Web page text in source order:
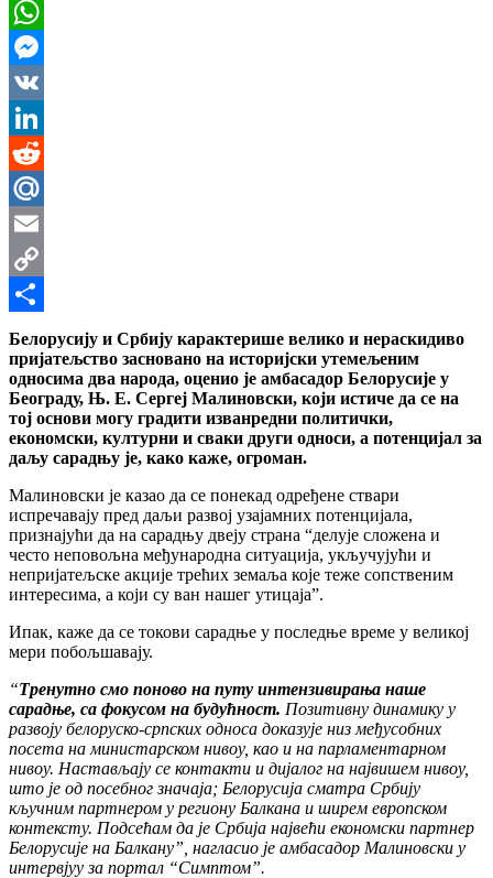
Viber
WhatsApp
Messenger
VK
LinkedIn
Reddit
Mail.Ru
Email
Copy
Link
Share
Белорусију и Србију карактерише велико и нераскидиво
пријатељство засновано на историјски утемељеним
односима два народа, оценио је амбасадор Белорусије у
Београду, Њ. Е. Сергеј Малиновски, који истиче да се на
тој основи могу градити изванредни политички,
економски, културни и сваки други односи, а потенцијал за
даљу сарадњу је, како каже, огроман.
Малиновски је казао да се понекад одређене ствари
испречавају пред даљи развој узајамних потенцијала,
признајући да на сарадњу двеју страна “делује сложена и
често неповољна међународна ситуација, укључујући и
непријатељске акције трећих земаља које теже сопственим
интересима, а који су ван нашег утицаја”.
Ипак, каже да се токови сарадње у последње време у великој
мери побољшавају.
“Тренутно смо поново на путу интензивирања наше
сарадње, са фокусом на будућност. Позитивну динамику у
развоју белоруско-српских односа доказује низ међусобних
посета на министарском нивоу, као и на парламентарном
нивоу. Настављају се контакти и дијалог на највишем нивоу,
што је од посебног значаја; Белорусија сматра Србију
кључним партнером у региону Балкана и ширем европском
контексту. Подсећам да је Србија највећи економски партнер
Белорусије на Балкану”, нагласио је амбасадор Малиновски у
интервјуу за портал “Симптом”.